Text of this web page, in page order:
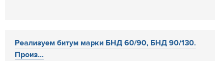
Реализуем битум марки БНД 60/90, БНД 90/130.
Произ...